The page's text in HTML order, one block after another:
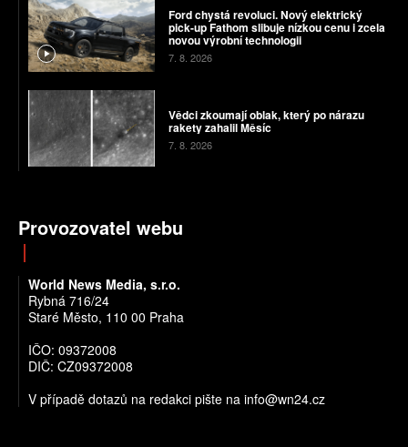
Ford chystá revoluci. Nový elektrický
pick-up Fathom slibuje nízkou cenu i zcela
novou výrobní technologii
7. 8. 2026
Vědci zkoumají oblak, který po nárazu
rakety zahalil Měsíc
7. 8. 2026
Provozovatel webu
World News Media, s.r.o.
Rybná 716/24
Staré Město, 110 00 Praha
IČO: 09372008
DIČ: CZ09372008
V případě dotazů na redakci pište na info@wn24.cz